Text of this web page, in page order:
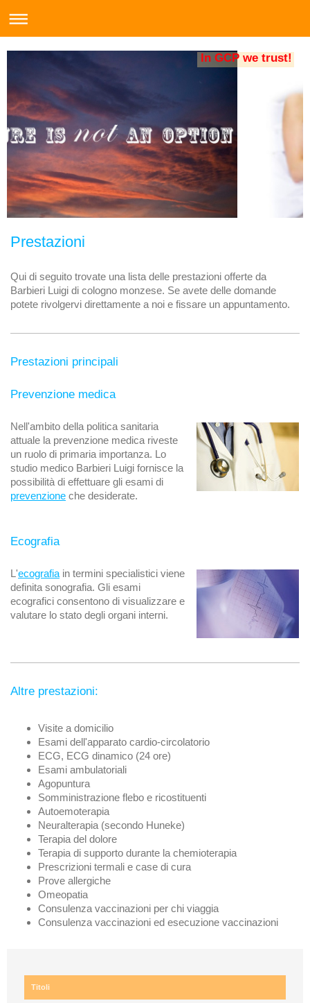
In GCP we trust!
Prestazioni
Qui di seguito trovate una lista delle prestazioni offerte da
Barbieri Luigi di cologno monzese. Se avete delle domande
potete rivolgervi direttamente a noi e fissare un appuntamento.
Prestazioni principali
Prevenzione medica
Nell'ambito della politica sanitaria
attuale la prevenzione medica riveste
un ruolo di primaria importanza. Lo
studio medico Barbieri Luigi fornisce la
possibilità di effettuare gli esami di
prevenzione che desiderate.
Ecografia
L'ecografia in termini specialistici viene
definita sonografia. Gli esami
ecografici consentono di visualizzare e
valutare lo stato degli organi interni.
Altre prestazioni:
Visite a domicilio
Esami dell'apparato cardio-circolatorio
ECG, ECG dinamico (24 ore)
Esami ambulatoriali
Agopuntura
Somministrazione flebo e ricostituenti
Autoemoterapia
Neuralterapia (secondo Huneke)
Terapia del dolore
Terapia di supporto durante la chemioterapia
Prescrizioni termali e case di cura
Prove allergiche
Omeopatia
Consulenza vaccinazioni per chi viaggia
Consulenza vaccinazioni ed esecuzione vaccinazioni
Titoli